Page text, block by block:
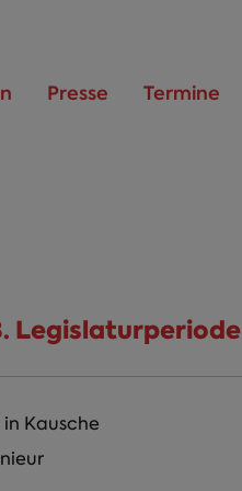
Presse Termine
Legislaturperiode
in Kausche